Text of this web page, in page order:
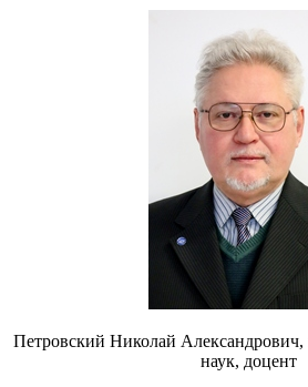
Петровский Николай
наук, доцент